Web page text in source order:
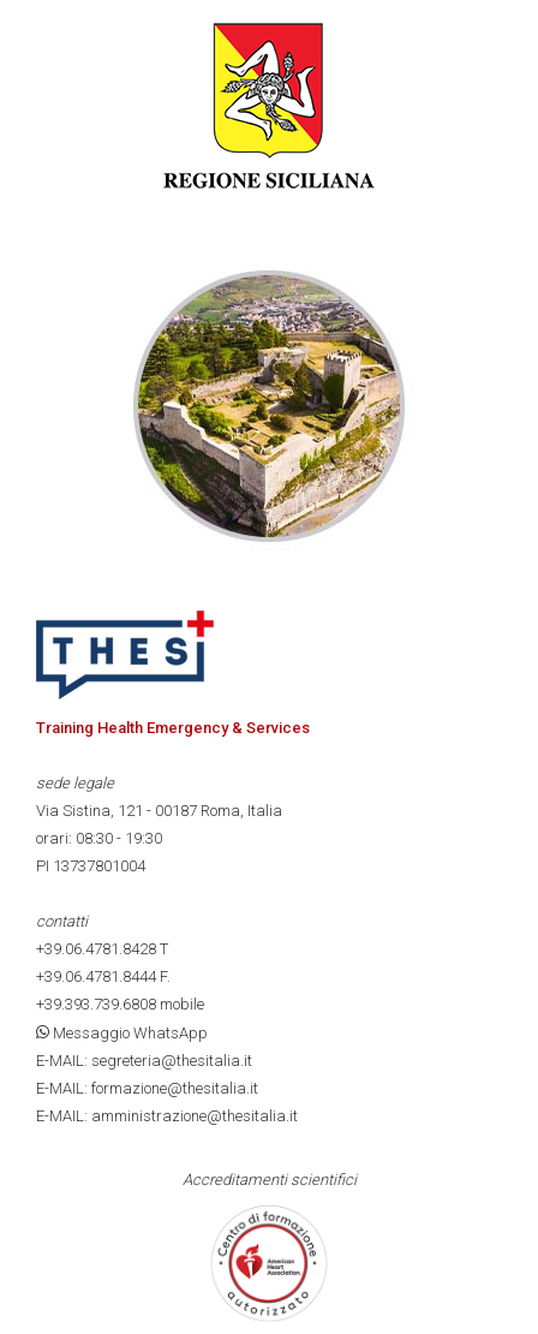
Training Health Emergency & Services
sede legale
Via Sistina, 121 - 00187 Roma, Italia
orari: 08:30 - 19:30
PI 13737801004
contatti
+39.06.4781.8428 T
+39.06.4781.8444F.
+39.393.739.6808 mobile
Messaggio WhatsApp
E-MAIL: segreteria@thesitalia.it
E-MAIL: formazione@thesitalia.it
E-MAIL: amministrazione@thesitalia.it
Accreditamenti scientifici